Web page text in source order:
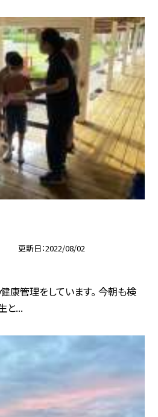
更新日 2022/08/02
康管理をしています。 今朝も検
と...